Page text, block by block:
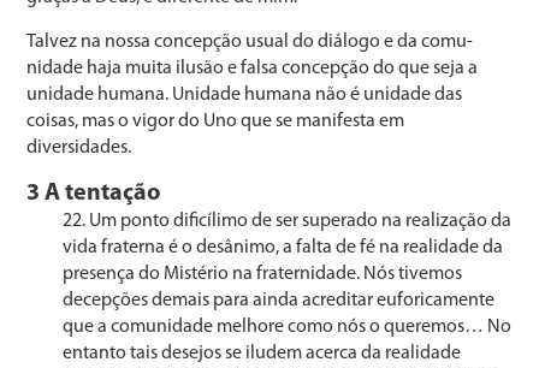
Talvez na nossa concepção usual do diálogo e da comu­
nidade haja muita ilusão e falsa concepção do que seja a
unidade humana. Unidade humana não é unidade das
coisas, mas o vigor do Uno que se manifesta em
diversidades.
3 A tentação
Um ponto dificílimo de ser superado na realização da
vida fraterna é o desânimo, a falta de fé na realidade da
presença do Mistério na fraternidade. Nós tivemos
decep­ções demais para ainda acreditar euforicamente
que a comunidade melhore como nós o queremos… No
entanto tais desejos se iludem acerca da realidade